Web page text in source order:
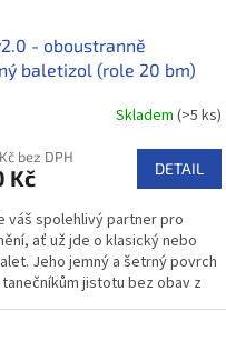
- oboustranně
baletizol (role 20 bm)
Skladem (>5 ks)
bez DPH
Kč DETAIL
váš spolehlivý partner pro
ať už jde o klasický nebo
Jeho jemný a šetrný povrch
jistotu bez obav z